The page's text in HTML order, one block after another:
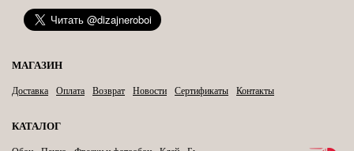
МАГАЗИН
Доставка Оплата Возврат Новости Сертификаты Контакты
КАТАЛОГ